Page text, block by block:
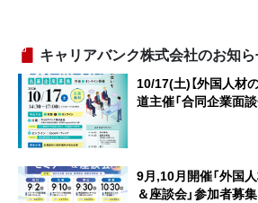
キャリアバンク株式会社のお知ら
10/17(土)【外国人材
道主催「合同企業面談
9月,10月開催「外国
＆座談会」参加者募集